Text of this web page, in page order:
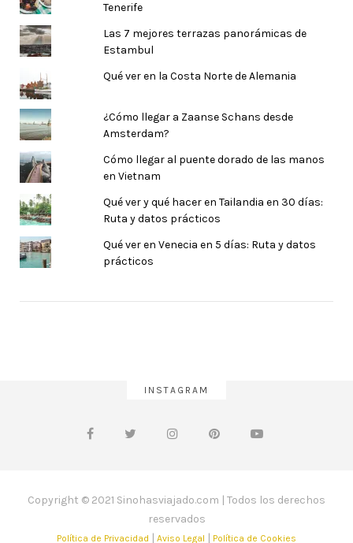
Tenerife
Las 7 mejores terrazas panorámicas de
Estambul
Qué ver en la Costa Norte de Alemania
¿Cómo llegar a Zaanse Schans desde
Amsterdam?
Cómo llegar al puente dorado de las manos
en Vietnam
Qué ver y qué hacer en Tailandia en 30 días:
Ruta y datos prácticos
Qué ver en Venecia en 5 días: Ruta y datos
prácticos
INSTAGRAM
Copyright © 2021 Sinohasviajado.com | Todos los derechos
reservados
Política de Privacidad Aviso Legal Política de Cookies